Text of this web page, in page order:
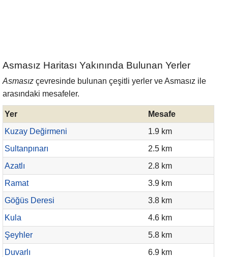
Asmasız Haritası Yakınında Bulunan Yerler
Asmasız çevresinde bulunan çeşitli yerler ve Asmasız ile
arasındaki mesafeler.
Yer
Mesafe
Kuzay Değirmeni
1.9 km
Sultanpınarı
2.5 km
Azatlı
2.8 km
Ramat
3.9 km
Göğüs Deresi
3.8 km
Kula
4.6 km
Şeyhler
5.8 km
Duvarlı
6.9 km